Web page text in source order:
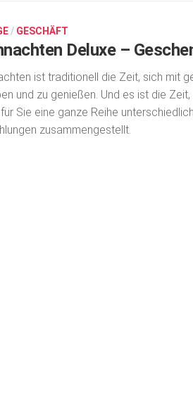
/ GESCHÄFT
Deluxe –
ist traditionell die Zeit, sich mit
und zu genießen. Und es ist die
Sie eine ganze Reihe
zusammengestellt.